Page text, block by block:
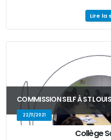
Lire la
COMMISSION SELF À ST LOUIS
22/11/2021
Collège